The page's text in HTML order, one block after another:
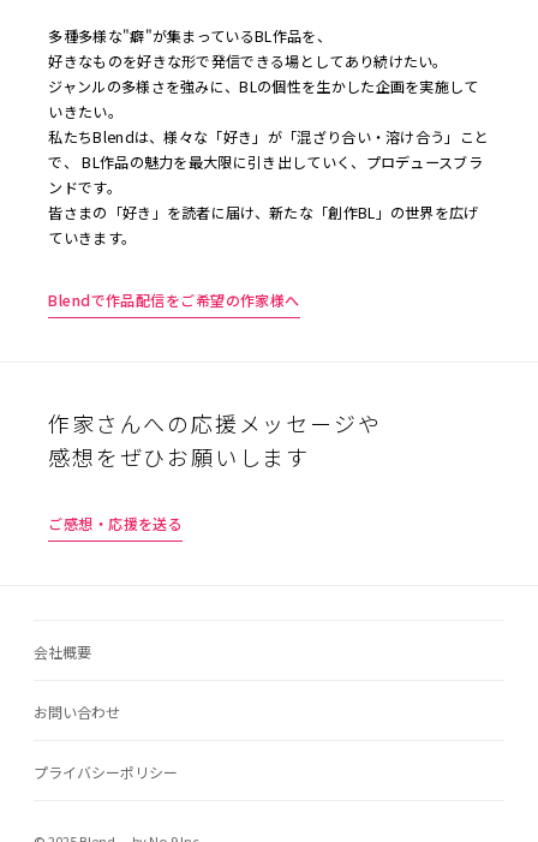
多種多様な"癖"が集まっているBL作品を、
好きなものを好きな形で発信できる場としてあり続けたい。
ジャンルの多様さを強みに、BLの個性を生かした企画を実施して
いきたい。
私たちBlendは、様々な「好き」が「混ざり合い・溶け合う」こと
で、 BL作品の魅力を最大限に引き出していく、プロデュースブラ
ンドです。
皆さまの「好き」を読者に届け、新たな「創作BL」の世界を広げ
ていきます。
Blendで作品配信をご希望の作家様へ
作家さんへの応援メッセージや
感想をぜひお願いします
ご感想・応援を送る
会社概要
お問い合わせ
プライバシーポリシー